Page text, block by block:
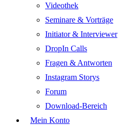
Videothek
Seminare & Vorträge
Initiator & Interviewer
DropIn Calls
Fragen & Antworten
Instagram Storys
Forum
Download-Bereich
Mein Konto